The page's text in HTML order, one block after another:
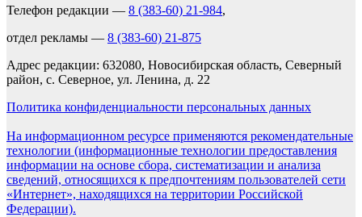
Телефон редакции — 8 (383-60) 21-984,
отдел рекламы — 8 (383-60) 21-875
Адрес редакции: 632080, Новосибирская область, Северный
район, с. Северное, ул. Ленина, д. 22
Политика конфиденциальности персональных данных
На информационном ресурсе применяются рекомендательные
технологии (информационные технологии предоставления
информации на основе сбора, систематизации и анализа
сведений, относящихся к предпочтениям пользователей сети
«Интернет», находящихся на территории Российской
Федерации).